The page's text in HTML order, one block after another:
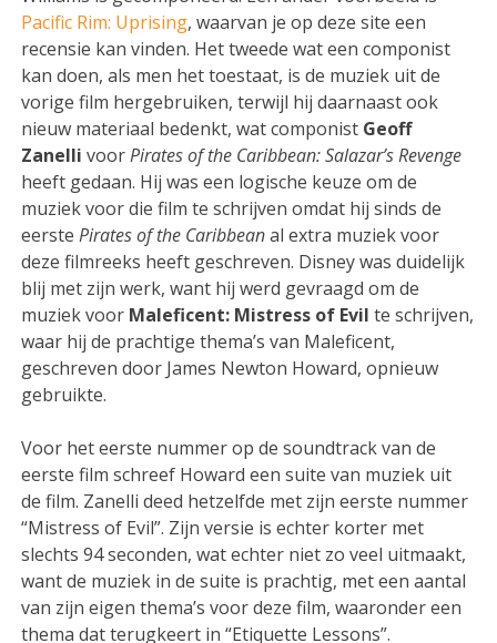
Pacific Rim: Uprising, waarvan je op deze site een
recensie kan vinden. Het tweede wat een componist
kan doen, als men het toestaat, is de muziek uit de
vorige film hergebruiken, terwijl hij daarnaast ook
nieuw materiaal bedenkt, wat componist Geoff
Zanelli voorPirates of the Caribbean: Salazar’s Revenge
heeft gedaan. Hij was een logische keuze om de
muziek voor die film te schrijven omdat hij sinds de
eerstePirates of the Caribbeanal extra muziek voor
deze filmreeks heeft geschreven. Disney was duidelijk
blij met zijn werk, want hij werd gevraagd om de
muziek voor Maleficent: Mistress of Evil te schrijven,
waar hij de prachtige thema’s van Maleficent,
geschreven door James Newton Howard, opnieuw
gebruikte.
Voor het eerste nummer op de soundtrack van de
eerste film schreef Howard een suite van muziek uit
de film. Zanelli deed hetzelfde met zijn eerste nummer
“Mistress of Evil”. Zijn versie is echter korter met
slechts 94 seconden, wat echter niet zo veel uitmaakt,
want de muziek in de suite is prachtig, met een aantal
van zijn eigen thema’s voor deze film, waaronder een
thema dat terugkeert in “Etiquette Lessons”.